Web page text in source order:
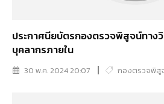
ประกาศนียบัตรกองตรวจพิสูจน์ทาง
บุคลากรภายใน
30 พ.ค. 2024 20:07 กองตรวจพิสู